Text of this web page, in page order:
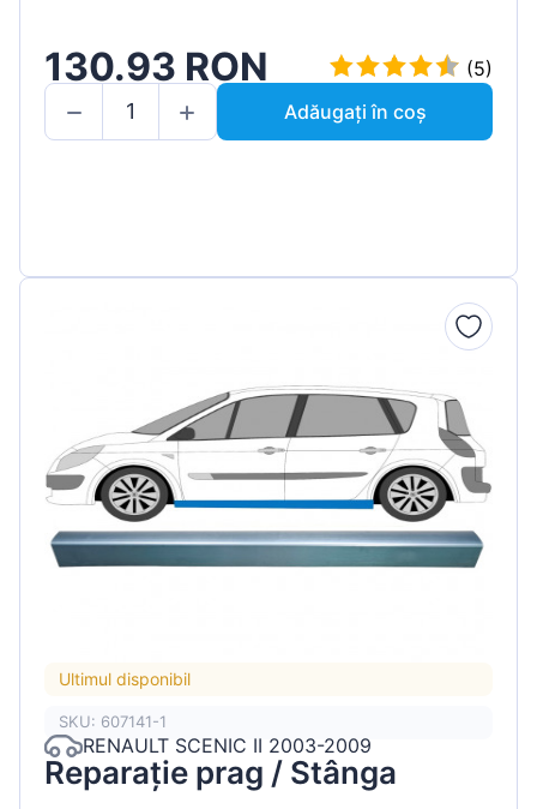
130.93 RON
(5)
Adăugați în coș
Ultimul disponibil
SKU: 607141-1
RENAULT SCENIC II 2003-2009
Reparație prag / Stânga